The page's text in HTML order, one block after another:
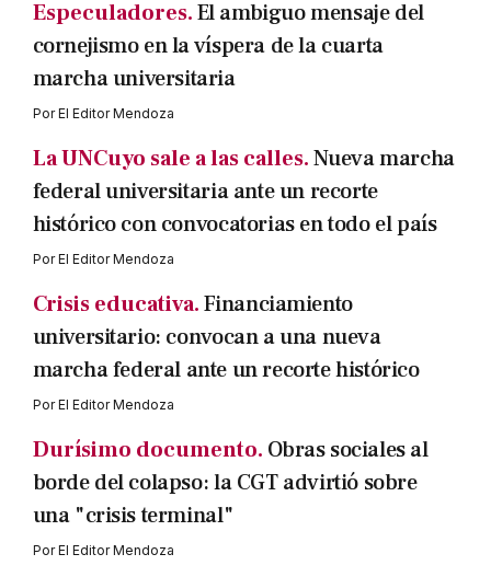
Especuladores.El ambiguo mensaje del
cornejismo en la víspera de la cuarta
marcha universitaria
PorEl Editor Mendoza
La UNCuyo sale a las calles.Nueva marcha
federal universitaria ante un recorte
histórico con convocatorias en todo el país
PorEl Editor Mendoza
Crisis educativa.Financiamiento
universitario: convocan a una nueva
marcha federal ante un recorte histórico
PorEl Editor Mendoza
Durísimo documento. Obras sociales al
borde del colapso: la CGT advirtió sobre
una "crisis terminal"
PorEl Editor Mendoza